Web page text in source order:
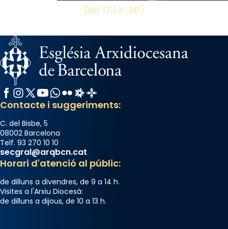
(Mt 17,14-20)
Facebook
Instagram
X / Twitter
YouTube
WhatsApp
FlickrRadio Estel
Catalunya Cristiana
Contacte i suggeriments:
C. del Bisbe, 5
08002 Barcelona
Telf. 93 270 10 10
secgral@arqbcn.cat
Horari d'atenció al públic:
de dilluns a divendres, de 9 a 14 h.
Visites a l'Arxiu Diocesà:
de dilluns a dijous, de 10 a 13 h.